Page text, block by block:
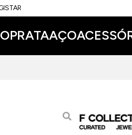
PRATAAÇO